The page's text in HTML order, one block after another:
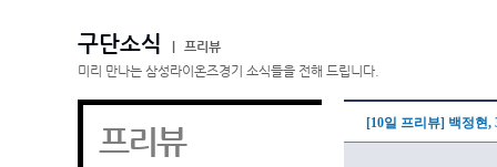
구단소식
프리뷰
미리 만나는 삼성라이온즈경기 소식들을 전해 드립니다.
프리뷰 [10일 프리뷰] 백정현